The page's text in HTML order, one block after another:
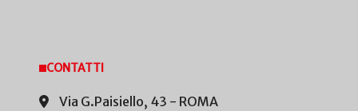
CONTATTI
Via G.Paisiello, 43 - ROMA